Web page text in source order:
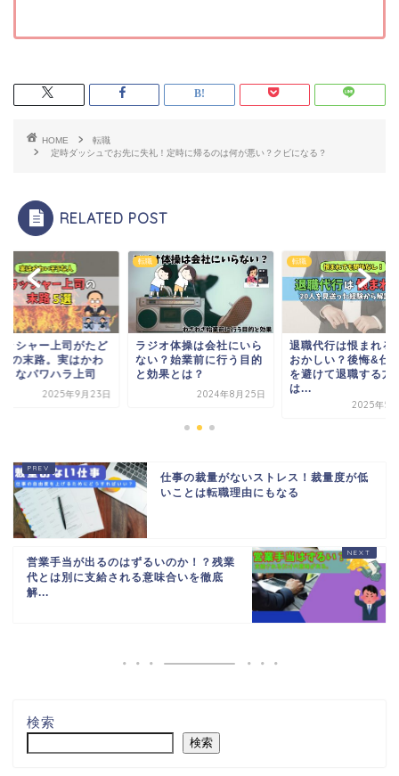
HOME
転職
定時ダッシュでお先に失礼！定時に帰るのは何が悪い？クビになる？
RELATED POST
ッシャー上司がたど
の末路。実はかわ
うなパワハラ上司
2025年9月23日
転職
ラジオ体操は会社にいら
ない？始業前に行う目的
と効果とは？
2024年8月25日
転職
退職代行は恨まれる
おかしい？後悔&仕
を避けて退職する方
は...
2025年5
仕事の裁量がないストレス！裁量度が低
いことは転職理由にもなる
営業手当が出るのはずるいのか！？残業
代とは別に支給される意味合いを徹底
解...
検索
検索